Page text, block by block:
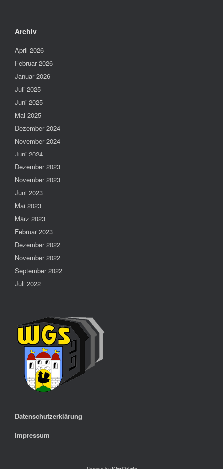
Archiv
April 2026
Februar 2026
Januar 2026
Juli 2025
Juni 2025
Mai 2025
Dezember 2024
November 2024
Juni 2024
Dezember 2023
November 2023
Juni 2023
Mai 2023
März 2023
Februar 2023
Dezember 2022
November 2022
September 2022
Juli 2022
Datenschutzerklärung
Impressum